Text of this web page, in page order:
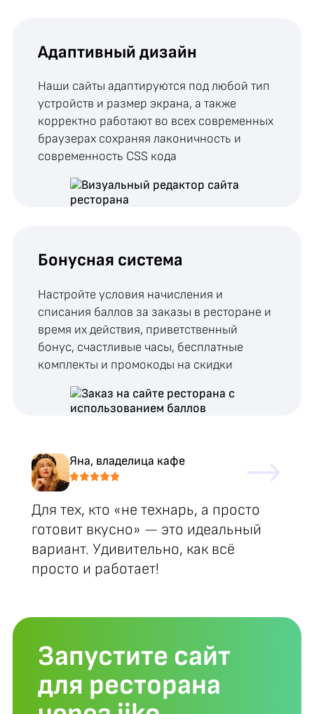
Адаптивный дизайн
Наши сайты адаптируются под любой тип
устройств и размер экрана, а также
корректно работают во всех современных
браузерах сохраняя лаконичность и
современность CSS кода
Бонусная система
Настройте условия начисления и
списания баллов за заказы в ресторане и
время их действия, приветственный
бонус, счастливые часы, бесплатные
комплекты и промокоды на скидки
Яна, владелица кафе
Для тех, кто «не технарь, а просто
готовит вкусно» — это идеальный
вариант. Удивительно, как всё
просто и работает!
Запустите сайт
для ресторана